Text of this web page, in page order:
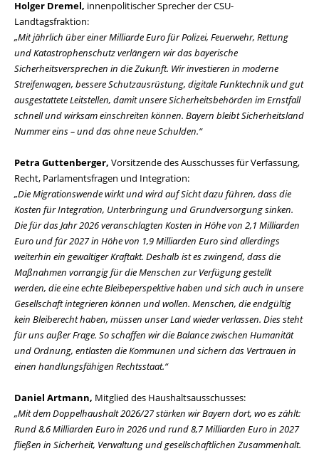
Holger Dremel, innenpolitischer Sprecher der CSU-
Landtagsfraktion:
Mit jährlich über einer Milliarde Euro für Polizei, Feuerwehr, Rettung
und Katastrophenschutz verlängern wir das bayerische
Sicherheitsversprechen in die Zukunft. Wir investieren in moderne
Streifenwagen, bessere Schutzausrüstung, digitale Funktechnik und gut
ausgestattete Leitstellen, damit unsere Sicherheitsbehörden im Ernstfall
schnell und wirksam einschreiten können. Bayern bleibt Sicherheitsland
Nummer eins – und das ohne neue Schulden.“
Petra Guttenberger, Vorsitzende des Ausschusses für Verfassung,
Recht, Parlamentsfragen und Integration:
Die Migrationswende wirkt und wird auf Sicht dazu führen, dass die
Kosten für Integration, Unterbringung und Grundversorgung sinken.
Die für das Jahr 2026 veranschlagten Kosten in Höhe von 2,1 Milliarden
Euro und für 2027 in Höhe von 1,9 Milliarden Euro sind allerdings
weiterhin ein gewaltiger Kraftakt. Deshalb ist es zwingend, dass die
Maßnahmen vorrangig für die Menschen zur Verfügung gestellt
werden, die eine echte Bleibeperspektive haben und sich auch in unsere
Gesellschaft integrieren können und wollen. Menschen, die endgültig
kein Bleiberecht haben, müssen unser Land wieder verlassen. Dies steht
für uns außer Frage. So schaffen wir die Balance zwischen Humanität
und Ordnung, entlasten die Kommunen und sichern das Vertrauen in
einen handlungsfähigen Rechtsstaat.“
Daniel Artmann, Mitglied des Haushaltsausschusses:
Mit dem Doppelhaushalt 2026/27 stärken wir Bayern dort, wo es zählt:
Rund 8,6 Milliarden Euro in 2026 und rund 8,7 Milliarden Euro in 2027
fließen in Sicherheit, Verwaltung und gesellschaftlichen Zusammenhalt.